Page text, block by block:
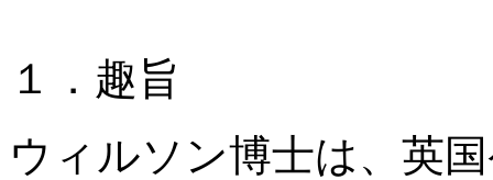
１．趣旨
ウィルソン博士は、英